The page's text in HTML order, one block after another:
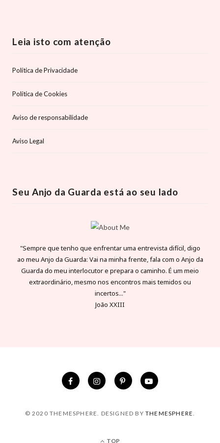
Leia isto com atenção
Política de Privacidade
Política de Cookies
Aviso de responsabilidade
Aviso Legal
Seu Anjo da Guarda está ao seu lado
"Sempre que tenho que enfrentar uma entrevista difícil, digo
ao meu Anjo da Guarda: Vai na minha frente, fala com o Anjo da
Guarda do meu interlocutor e prepara o caminho. É um meio
extraordinário, mesmo nos encontros mais temidos ou
incertos..."
João XXIII
© 2020 THEMESPHERE. DESIGNED BY THEMESPHERE.
TOP